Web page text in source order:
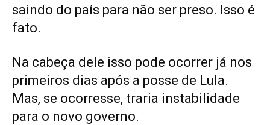
saindo do país para não ser preso. Isso é
fato.
Na cabeça dele isso pode ocorrer já nos
primeiros dias após a posse de Lula.
Mas, se ocorresse, traria instabilidade
para o novo governo.